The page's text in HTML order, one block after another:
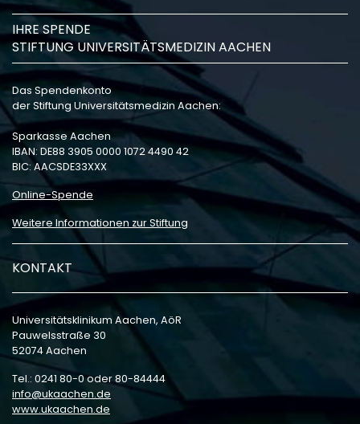
IHRE SPENDE
STIFTUNG UNIVERSITÄTSMEDIZIN AACHEN
Das Spendenkonto
der Stiftung Universitätsmedizin Aachen:
Sparkasse Aachen
IBAN: DE88 3905 0000 1072 4490 42
BIC: AACSDE33XXX
Online-Spende
Weitere Informationen zur Stiftung
KONTAKT
Universitätsklinikum Aachen, AöR
Pauwelsstraße 30
52074 Aachen
Tel.: 0241 80-0 oder 80-84444
info
ukaachen de
www.ukaachen.de